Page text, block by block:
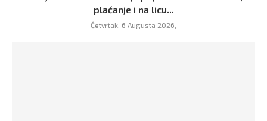
plaćanje i na licu...
Četvrtak, 6 Augusta 2026,